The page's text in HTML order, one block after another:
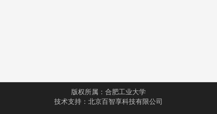
版权所属： 合肥工业大学
技术支持： 北京百智享科技有限公司